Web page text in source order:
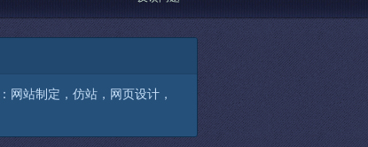
网站制定，仿站，网页设计，